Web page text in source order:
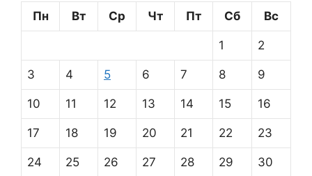
Пн
Вт Ср Чт Пт Сб Вс
1 2
3 4 5 6 7 8 9
10 11 12 13 14 15 16
17 18 19 20 21 22 23
24 25 26 27 28 29 30